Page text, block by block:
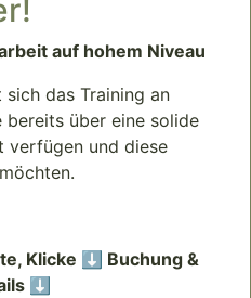
auf hohem Niveau
das Training an
bereits über eine solide
verfügen und diese
Klicke ⬇️ Buchung &
⬇️